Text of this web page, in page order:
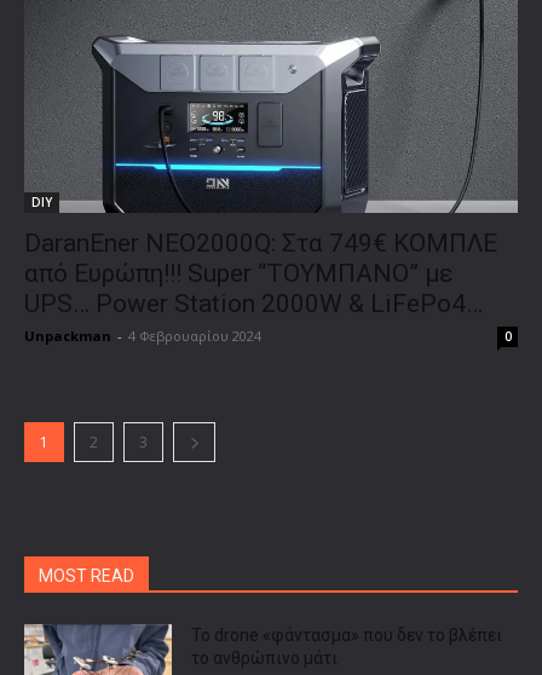
DIY
DaranEner NEO2000Q: Στα 749€ ΚΟΜΠΛΕ
από Ευρώπη!!! Super “ΤΟΥΜΠΑΝΟ” με
UPS… Power Station 2000W & LiFePo4…
Unpackman - 4 Φεβρουαρίου 2024 0
1 2 3
MOST READ
Το drone «φάντασμα» που δεν το βλέπει
το ανθρώπινο μάτι